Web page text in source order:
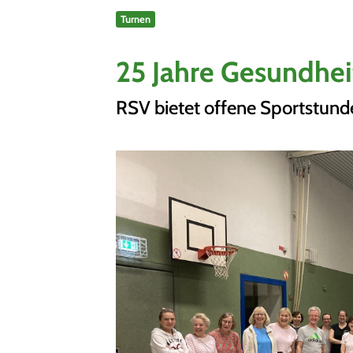
Turnen
25 Jahre
RSV bietet offene
Sportangebote finden
Sportsuche
Ausfälle und Vertretungen
Deutsches Sportabzeichen